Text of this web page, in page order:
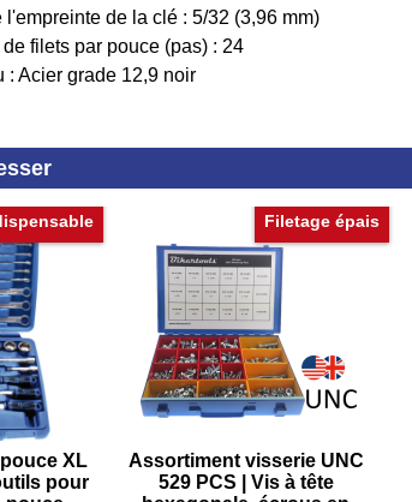
l'empreinte de la clé : 5/32 (3,96 mm)
de filets par pouce (pas) : 24
: Acier grade 12,9 noir
XL
pour
Filetage épais
Assortiment visserie UNC
529 PCS | Vis à tête